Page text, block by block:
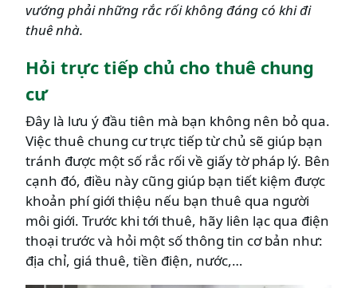
vướng phải những rắc rối không đáng có khi đi
thuê nhà.
Hỏi trực tiếp chủ cho thuê chung
cư
Đây là lưu ý đầu tiên mà bạn không nên bỏ qua.
Việc thuê chung cư trực tiếp từ chủ sẽ giúp bạn
tránh được một số rắc rối về giấy tờ pháp lý. Bên
cạnh đó, điều này cũng giúp bạn tiết kiệm được
khoản phí giới thiệu nếu bạn thuê qua người
môi giới. Trước khi tới thuê, hãy liên lạc qua điện
thoại trước và hỏi một số thông tin cơ bản như:
địa chỉ, giá thuê, tiền điện, nước,…